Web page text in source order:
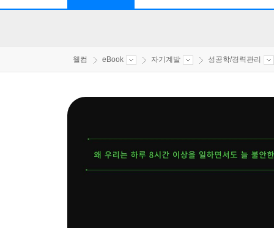
웰컴 eBook 자기계발 성공학/경력관리